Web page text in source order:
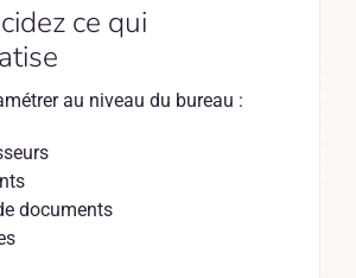
ce qui
au niveau du bureau :
documents